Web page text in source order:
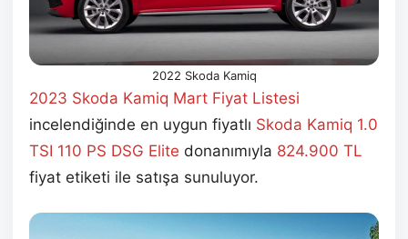
2022 Skoda Kamiq
2023 Skoda Kamiq Mart Fiyat Listesi
incelendiğinde en uygun fiyatlı Skoda Kamiq 1.0
TSI 110 PS DSG Elite donanımıyla 824.900 TL
fiyat etiketi ile satışa sunuluyor.